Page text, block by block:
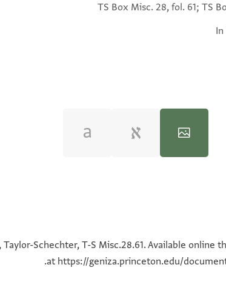
TS Box Misc. 28, fol. 61; TS
In
Schechter, T-S Misc.28.61. Available online
at https://geniza.princeton.edu/